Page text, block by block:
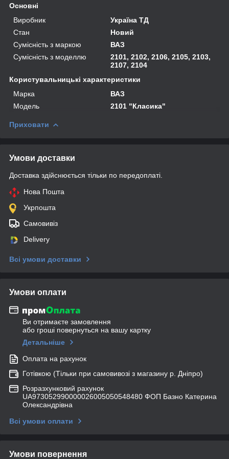
Основні
Виробник
Україна ТД
Стан
Новий
Сумісність з маркою
ВАЗ
Сумісність з моделлю
2101, 2102, 2106, 2105, 2103,
2107, 2104
Користувальницькі характеристики
Марка
ВАЗ
Мoдель
2101 "Класика"
Приховати
Умови доставки
Доставка здійснюється тільки по передоплаті.
Нова Пошта
Укрпошта
Самовивіз
Delivery
Всі умови доставки
Умови оплати
Ви отримаєте замовлення
або гроші повернуться на вашу картку
Детальніше
Оплата на рахунок
Готівкою (Тільки при самовивозі з магазину р. Дніпро)
Розразхунковий рахунок
UA973052990000026005050548480 ФОП Базно Катерина
Олександрівна
Всі умови оплати
Умови повернення